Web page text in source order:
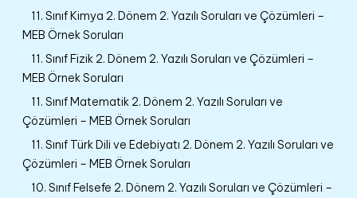
11. Sınıf Kimya 2. Dönem 2. Yazılı Soruları ve Çözümleri –
MEB Örnek Soruları
11. Sınıf Fizik 2. Dönem 2. Yazılı Soruları ve Çözümleri –
MEB Örnek Soruları
11. Sınıf Matematik 2. Dönem 2. Yazılı Soruları ve
Çözümleri – MEB Örnek Soruları
11. Sınıf Türk Dili ve Edebiyatı 2. Dönem 2. Yazılı Soruları ve
Çözümleri – MEB Örnek Soruları
10. Sınıf Felsefe 2. Dönem 2. Yazılı Soruları ve Çözümleri –